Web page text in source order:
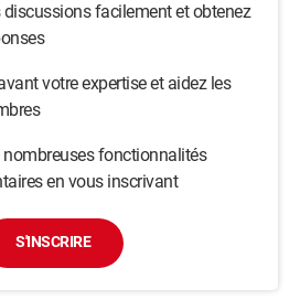
discussions facilement et obtenez
votre expertise et aidez les
nombreuses fonctionnalités
en vous inscrivant
S'INSCRIRE